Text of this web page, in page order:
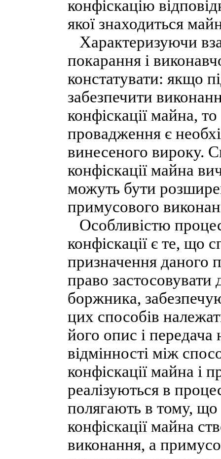
конфіскацію
якої знаходиться
Характеризуючи
покарання і
констатувати: якщо
забезпечити
конфіскації майна,
провадження є
винесеного вироку.
конфіскації майна
можуть бути
примусового
Особливістю
конфіскації є те, що
призначення даного
право
боржника,
цих способів
його опис і передача
відмінності між
конфіскації майна і
реалізуються в
полягають в тому,
конфіскації майна
виконання, а